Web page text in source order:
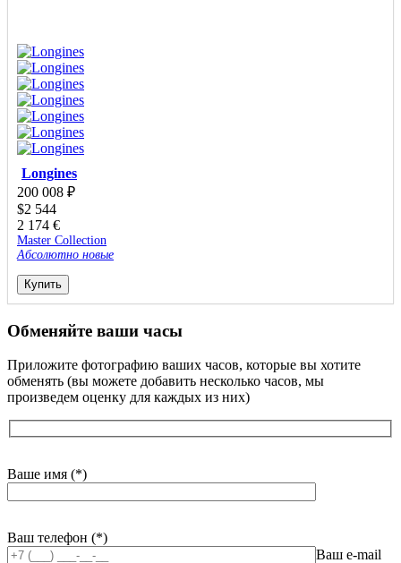
Longines
200 008 ₽
$2 544
2 174 €
Master Collection
Абсолютно новые
Купить
Обменяйте ваши часы
Приложите фотографию ваших часов, которые вы хотите
обменять (вы можете добавить несколько часов, мы
произведем оценку для каждых из них)
Ваше имя (*)
Ваш телефон (*)
Ваш e-mail